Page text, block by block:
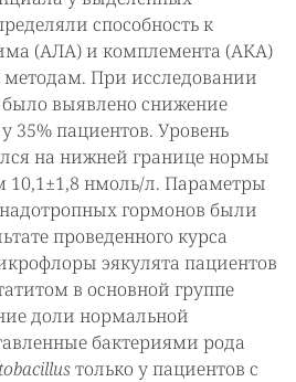
способность к
(АЛА) и комплемента (АКА)
При исследовании
выявлено снижение
35% пациентов. Уровень
на нижней границе нормы
10,1±1,8 нмоль/л. Параметры
гормонов были
проведенного курса
эякулята пациентов
в основной группе
доли нормальной
бактериями рода
только у пациентов с